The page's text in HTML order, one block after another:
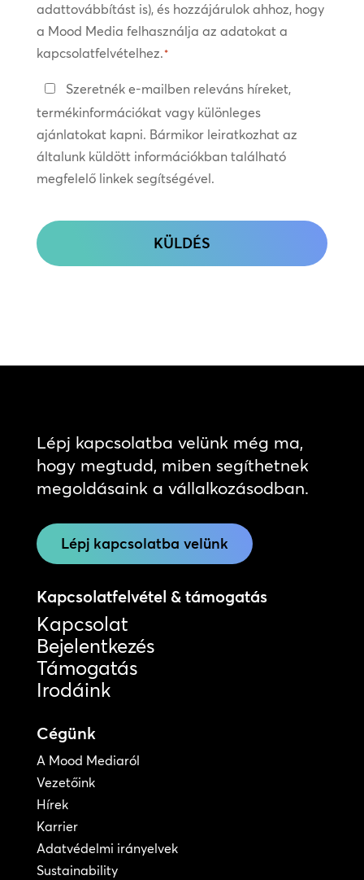
adattovábbítást is), és hozzájárulok ahhoz, hogy
a Mood Media felhasználja az adatokat a
kapcsolatfelvételhez.*
Tartsa
a
kapcsolatot
Szeretnék e-mailben releváns híreket,
termékinformációkat vagy különleges
ajánlatokat kapni. Bármikor leiratkozhat az
általunk küldött információkban található
megfelelő linkek segítségével.
Lépj kapcsolatba velünk még ma,
hogy megtudd, miben segíthetnek
megoldásaink a vállalkozásodban.
Lépj kapcsolatba velünk
Kapcsolatfelvétel & támogatás
Kapcsolat
Bejelentkezés
Támogatás
Irodáink
Cégünk
A Mood Mediaról
Vezetőink
Hírek
Karrier
Adatvédelmi irányelvek
Sustainability